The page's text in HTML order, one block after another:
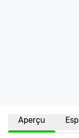
Aperçu